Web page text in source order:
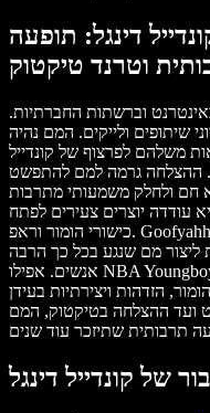
דינגל: תופעה
וטרנד טיקטוק
וברשתות החברתיות.
שיתופים ולייקים. המם נהיה
משלהם לפרצוף של קונדייל
ההצלחה גרמה למם להתפשט
חם ולחלק משמעותי מתרבות
יוצרים צעירים לפתח
כישורי הומור וראפ. GoofyahhUncleProductions, היוצר של הדמות,
ליצור מם שנגע בכל כך הרבה
אנשים. אפילו NBA Youngboy הזכיר אותו בשיר שלו. בסיכומו של דבר,
הזדהות ויצירתיות בעידן
ועד ההצלחה בטיקטוק, המם
של קונדייל דינגל